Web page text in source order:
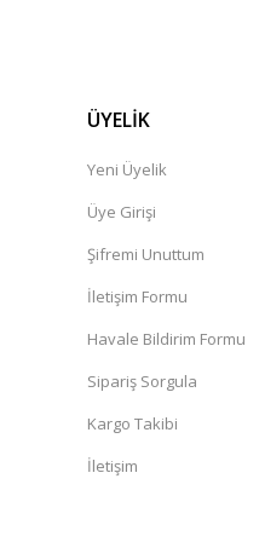
ÜYELİK
Yeni Üyelik
Üye Girişi
Şifremi Unuttum
İletişim Formu
Havale Bildirim Formu
Sipariş Sorgula
Kargo Takibi
İletişim